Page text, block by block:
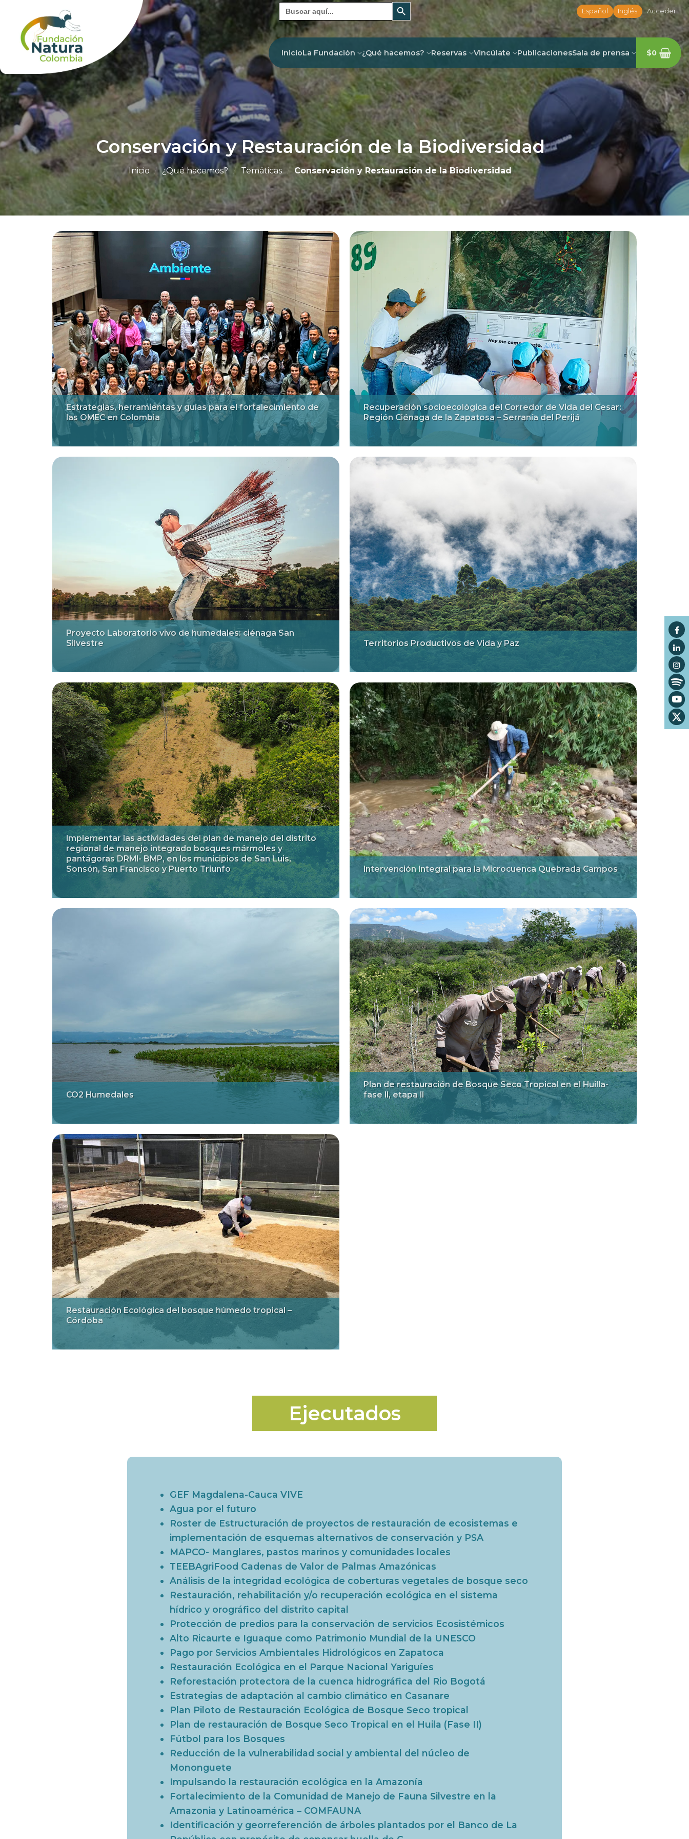
content
Buscar:
Español Inglés Acceder
InicioLa Fundación ¿Qué hacemos? Reservas Vincúlate PublicacionesSala de prensa $0
Conservación y Restauración de la Biodiversidad
Inicio / ¿Qué hacemos? / Temáticas / Conservación y Restauración de la Biodiversidad
Estrategias, herramientas y guías para el fortalecimiento de
las OMEC en Colombia
Recuperación socioecológica del Corredor de Vida del Cesar:
Región Ciénaga de la Zapatosa – Serranía del Perijá
Proyecto Laboratorio vivo de humedales: ciénaga San
Silvestre
Territorios Productivos de Vida y Paz
Implementar las actividades del plan de manejo del distrito
regional de manejo integrado bosques mármoles y
pantágoras DRMI- BMP, en los municipios de San Luis,
Sonsón, San Francisco y Puerto Triunfo
Intervención Integral para la Microcuenca Quebrada Campos
CO2 Humedales
Plan de restauración de Bosque Seco Tropical en el Huilla-
fase II, etapa II
Restauración Ecológica del bosque húmedo tropical –
Córdoba
Ejecutados
GEF Magdalena-Cauca VIVE
Agua por el futuro
Roster de Estructuración de proyectos de restauración de ecosistemas e
implementación de esquemas alternativos de conservación y PSA
MAPCO- Manglares, pastos marinos y comunidades locales
TEEBAgriFood Cadenas de Valor de Palmas Amazónicas
Análisis de la integridad ecológica de coberturas vegetales de bosque seco
Restauración, rehabilitación y/o recuperación ecológica en el sistema
hídrico y orográfico del distrito capital
Protección de predios para la conservación de servicios Ecosistémicos
Alto Ricaurte e Iguaque como Patrimonio Mundial de la UNESCO
Pago por Servicios Ambientales Hidrológicos en Zapatoca
Restauración Ecológica en el Parque Nacional Yariguíes
Reforestación protectora de la cuenca hidrográfica del Rio Bogotá
Estrategias de adaptación al cambio climático en Casanare
Plan Piloto de Restauración Ecológica de Bosque Seco tropical
Plan de restauración de Bosque Seco Tropical en el Huila (Fase II)
Fútbol para los Bosques
Reducción de la vulnerabilidad social y ambiental del núcleo de
Mononguete
Impulsando la restauración ecológica en la Amazonía
Fortalecimiento de la Comunidad de Manejo de Fauna Silvestre en la
Amazonia y Latinoamérica – COMFAUNA
Identificación y georreferención de árboles plantados por el Banco de La